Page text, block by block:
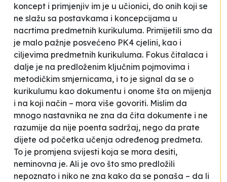
koncept i primjenjiv im je u učionici, do onih koji se
ne slažu sa postavkama i koncepcijama u
nacrtima predmetnih kurikuluma. Primijetili smo da
je malo pažnje posvećeno PK4 cjelini, kao i
ciljevima predmetnih kurikuluma. Fokus čitalaca i
dalje je na predloženim ključnim pojmovima i
metodičkim smjernicama, i to je signal da se o
kurikulumu kao dokumentu i onome šta on mijenja
i na koji način – mora više govoriti. Mislim da
mnogo nastavnika ne zna da čita dokumente i ne
razumije da nije poenta sadržaj, nego da prate
dijete od početka učenja određenog predmeta.
To je promjena svijesti koja se mora desiti,
neminovna je. Ali je ovo što smo predložili
nepoznato i niko ne zna kako da se ponaša – da li